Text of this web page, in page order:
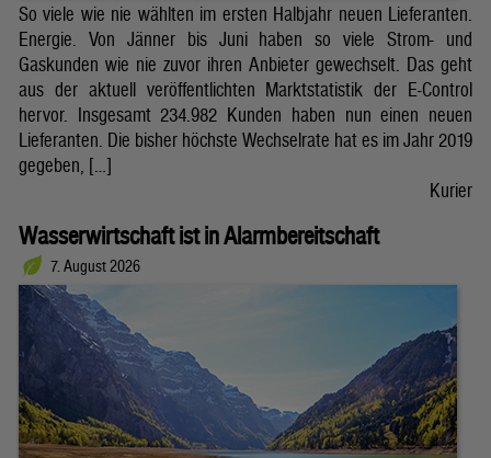
So viele wie nie wählten im ersten Halbjahr neuen Lieferanten.
Energie. Von Jänner bis Juni haben so viele Strom- und
Gaskunden wie nie zuvor ihren Anbieter gewechselt. Das geht
aus der aktuell veröffentlichten Marktstatistik der E-Control
hervor. Insgesamt 234.982 Kunden haben nun einen neuen
Lieferanten. Die bisher höchste Wechselrate hat es im Jahr 2019
gegeben, […]
Kurier
Wasserwirtschaft ist in Alarmbereitschaft
7. August 2026